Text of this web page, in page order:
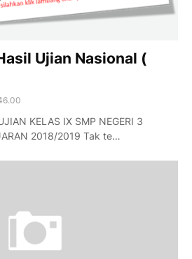
Ujian Nasional (
KELAS IX SMP NEGERI 3
2018/2019 Tak te…